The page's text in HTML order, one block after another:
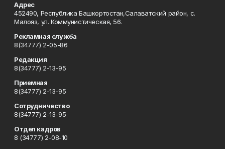
Адрес
452490, Республика Башкортостан,Салаватский район, с.
Малояз, ул. Коммунистическая, 56.
Рекламная служба
8(34777) 2-05-86
Редакция
8(34777) 2-13-95
Приемная
8(34777) 2-13-95
Сотрудничество
8(34777) 2-13-95
Отдел кадров
8 (34777) 2-08-10